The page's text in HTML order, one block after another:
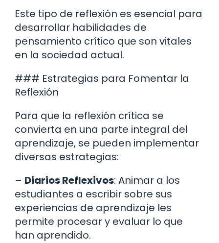
Este tipo de reflexión es esencial para
desarrollar habilidades de
pensamiento crítico que son vitales
en la sociedad actual.
### Estrategias para Fomentar la
Reflexión
Para que la reflexión crítica se
convierta en una parte integral del
aprendizaje, se pueden implementar
diversas estrategias:
– Diarios Reflexivos: Animar a los
estudiantes a escribir sobre sus
experiencias de aprendizaje les
permite procesar y evaluar lo que
han aprendido.